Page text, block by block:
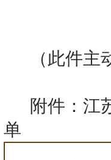
（此件主
附件：江
单